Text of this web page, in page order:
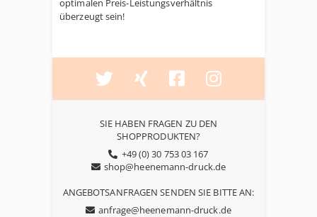
optimalen Preis-Leistungsverhältnis
überzeugt sein!
SIE HABEN FRAGEN ZU DEN
SHOPPRODUKTEN?
+49 (0) 30 753 03 167
shop@heenemann-druck.de
ANGEBOTSANFRAGEN SENDEN SIE BITTE AN:
anfrage@heenemann-druck.de